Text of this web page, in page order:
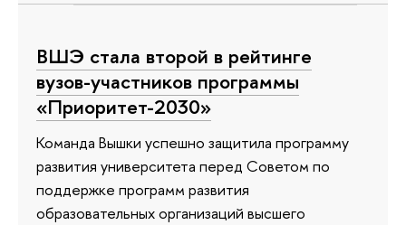
ВШЭ стала второй в рейтинге
вузов-участников программы
«Приоритет-2030»
Команда Вышки успешно защитила программу
развития университета перед Советом по
поддержке программ развития
образовательных организаций высшего